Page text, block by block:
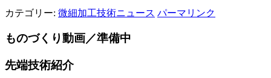
カテゴリー: 微細加工技術ニュース パーマリンク
ものづくり動画／準備中
先端技術紹介